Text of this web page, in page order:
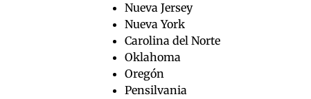
Nueva Jersey
Nueva York
Carolina del Norte
Oklahoma
Oregón
Pensilvania